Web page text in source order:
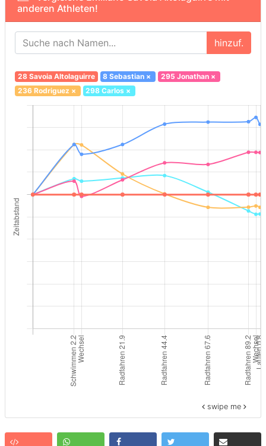
anderen Athleten!
hinzuf.
28 Savoia Altolaguirre 8 Sebastian × 295 Jonathan×
236 Rodriguez× 298 Carlos ×
swipe me